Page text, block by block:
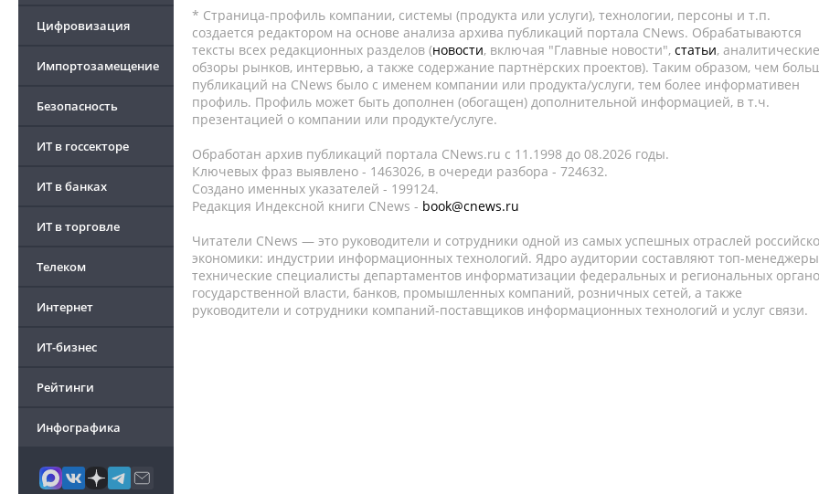
Цифровизация
Импортозамещение
Безопасность
ИТ в госсекторе
ИТ в банках
ИТ в торговле
Телеком
Интернет
ИТ-бизнес
Рейтинги
Инфографика
* Страница-профиль компании, системы (продукта или услуги), технологии, персоны и т.п.
создается редактором на основе анализа архива публикаций портала CNews. Обрабатываются
тексты всех редакционных разделов (новости, включая "Главные новости", статьи, аналитические
обзоры рынков, интервью, а также содержание партнёрских проектов). Таким образом, чем
публикаций на CNews было с именем компании или продукта/услуги, тем более информативен
профиль. Профиль может быть дополнен (обогащен) дополнительной информацией, в т.ч.
презентацией о компании или продукте/услуге.
Обработан архив публикаций портала CNews.ru c 11.1998 до 08.2026 годы.
Ключевых фраз выявлено - 1463026, в очереди разбора - 724632.
Создано именных указателей - 199124.
Редакция Индексной книги CNews - book@cnews.ru
Читатели CNews — это руководители и сотрудники одной из самых успешных отраслей
экономики: индустрии информационных технологий. Ядро аудитории составляют топ-
технические специалисты департаментов информатизации федеральных и региональных
государственной власти, банков, промышленных компаний, розничных сетей, а также
руководители и сотрудники компаний-поставщиков информационных технологий и услуг связи.